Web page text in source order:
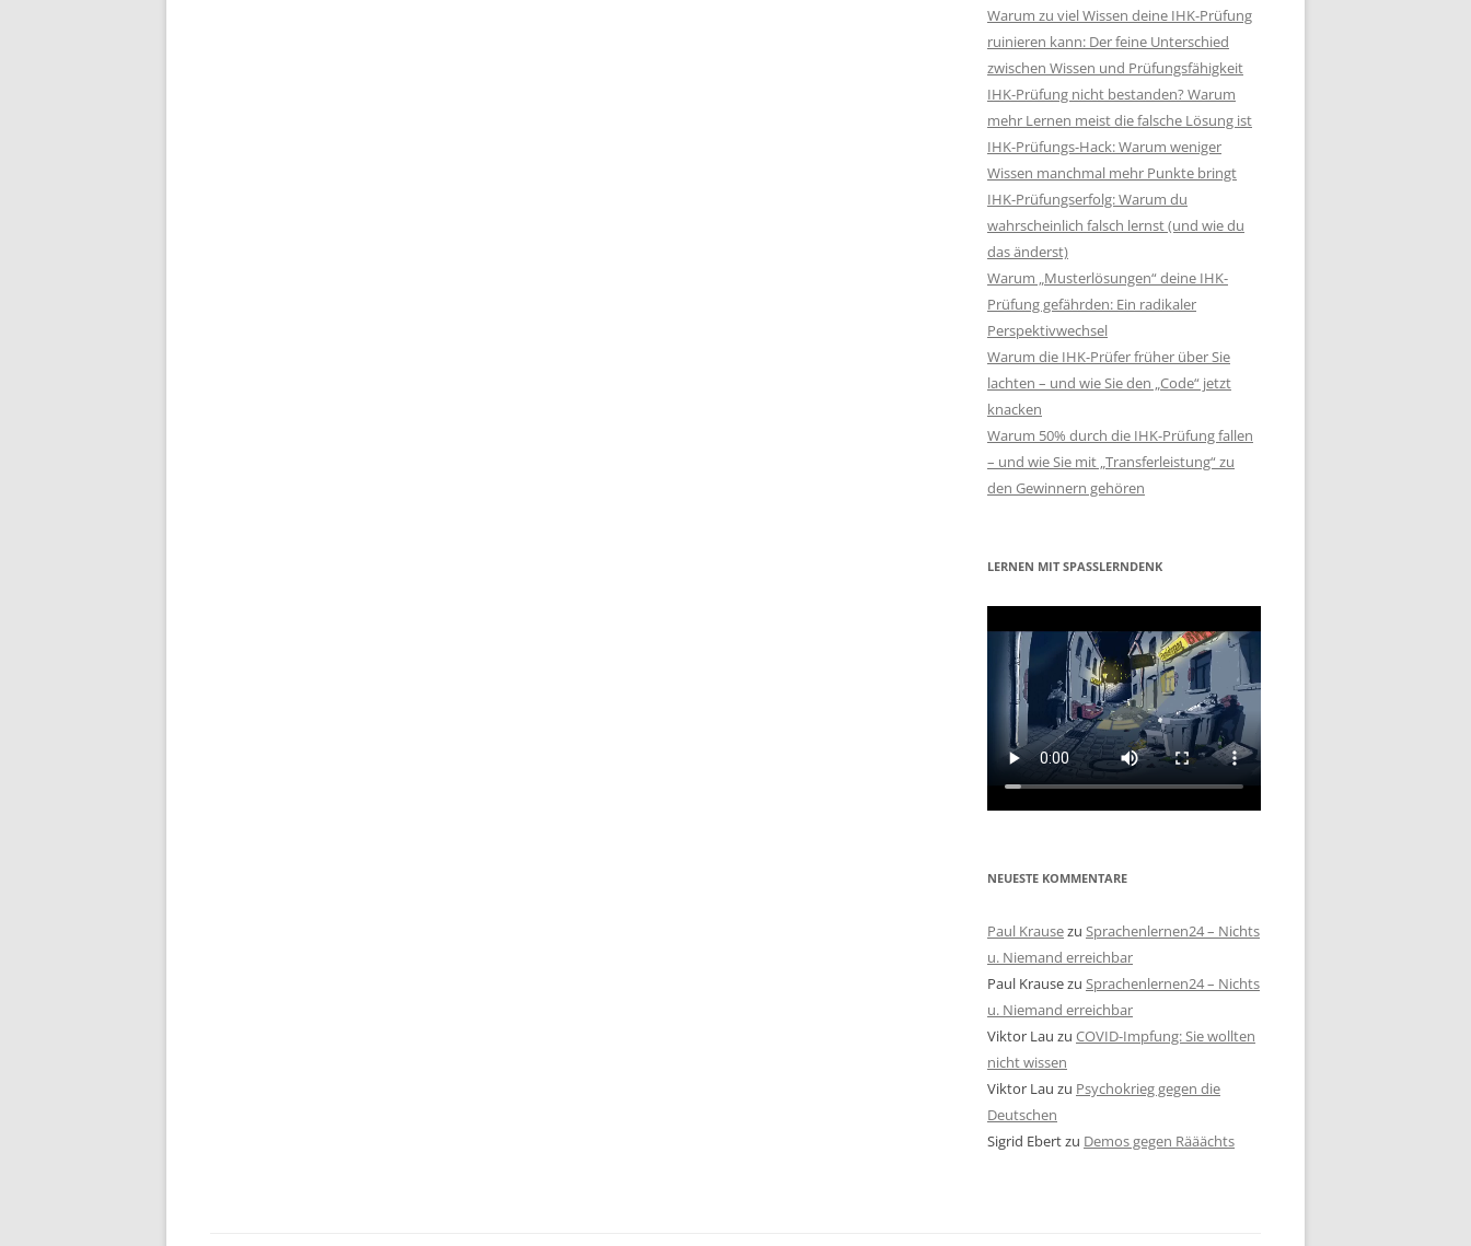
Warum zu viel Wissen deine IHK-Prüfung
ruinieren kann: Der feine Unterschied
zwischen Wissen und Prüfungsfähigkeit
IHK-Prüfung nicht bestanden? Warum
mehr Lernen meist die falsche Lösung ist
IHK-Prüfungs-Hack: Warum weniger
Wissen manchmal mehr Punkte bringt
IHK-Prüfungserfolg: Warum du
wahrscheinlich falsch lernst (und wie du
das änderst)
Warum „Musterlösungen“ deine IHK-
Prüfung gefährden: Ein radikaler
Perspektivwechsel
Warum die IHK-Prüfer früher über Sie
lachten – und wie Sie den „Code“ jetzt
knacken
Warum 50% durch die IHK-Prüfung fallen
– und wie Sie mit „Transferleistung“ zu
den Gewinnern gehören
LERNEN MIT SPASSLERNDENK
NEUESTE KOMMENTARE
Paul Krausezu Sprachenlernen24 – Nichts
u. Niemand erreichbar
Paul Krausezu Sprachenlernen24 – Nichts
u. Niemand erreichbar
Viktor Lau zu COVID-Impfung: Sie wollten
nicht wissen
Viktor Lau zu Psychokrieg gegen die
Deutschen
Sigrid Ebertzu Demos gegen Rääächts